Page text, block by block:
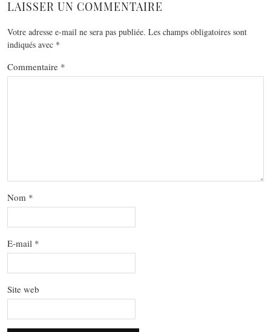
LAISSER UN COMMENTAIRE
Votre adresse e-mail ne sera pas publiée. Les champs obligatoires sont
indiqués avec *
Commentaire *
Nom *
E-mail *
Site web